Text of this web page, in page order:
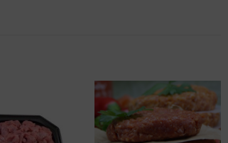
Toevoegen aan
Toevoegen aan
boodschappenlijst